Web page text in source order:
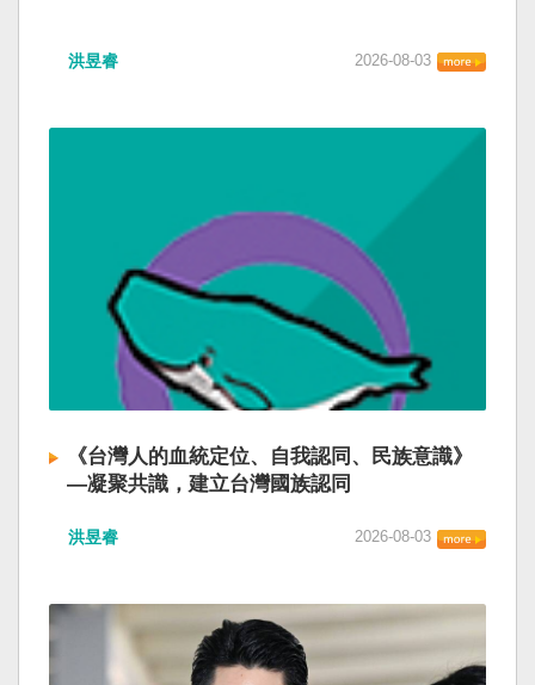
洪昱睿 2026-08-03
《台灣人的血統定位、自我認同、民族意識》
—凝聚共識，建立台灣國族認同
洪昱睿 2026-08-03